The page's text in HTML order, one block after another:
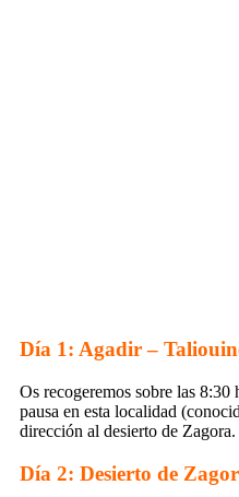
Día 1: Agadir –
Os recogeremos sobre las
pausa en esta localidad
dirección al desierto de
Día 2: Desierto de